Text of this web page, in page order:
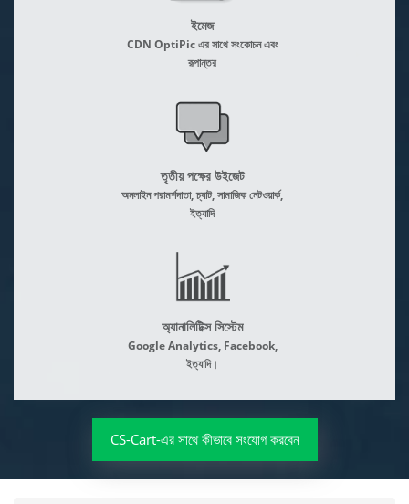
ইমেজ
CDN OptiPic এর সাথে সংকোচন এবং
রূপান্তর
তৃতীয় পক্ষের উইজেট
অনলাইন পরামর্শদাতা, চ্যাট, সামাজিক নেটওয়ার্ক,
ইত্যাদি
অ্যানালিটিক্স সিস্টেম
Google Analytics, Facebook,
ইত্যাদি।
CS-Cart-এর সাথে কীভাবে সংযোগ করবেন